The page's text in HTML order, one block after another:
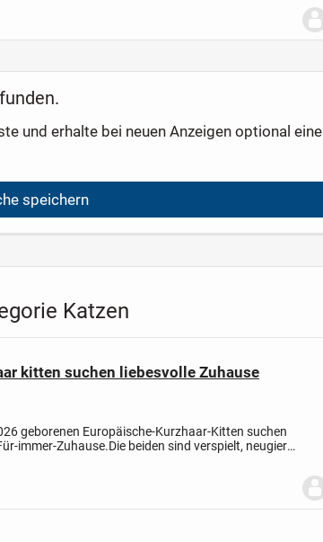
und erhalte bei neuen Anzeigen optional eine
speichern
Katzen
kitten suchen liebesvolle Zuhause
geborenen Europäische-Kurzhaar-Kitten suchen
immer-Zuhause.Die beiden sind verspielt, neugierig
wachsen gemeinsam im...